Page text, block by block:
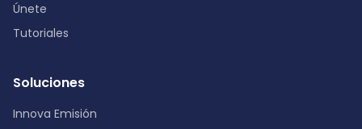
Únete
Tutoriales
Soluciones
Innova Emisión